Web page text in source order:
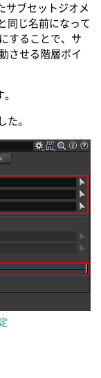
サブセットジオメ
同じ名前になって
することで、サ
させる階層ポイ
。